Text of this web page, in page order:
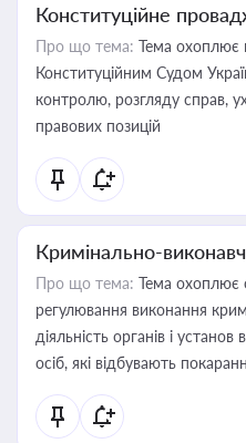
Конституційне
Про що тема: Тема охоплює
Конституційним Судом
контролю, розгляду справ,
правових позицій
Кримінально-
Про що тема: Тема охоплює
регулювання виконання
діяльність органів і
осіб, які відбувають